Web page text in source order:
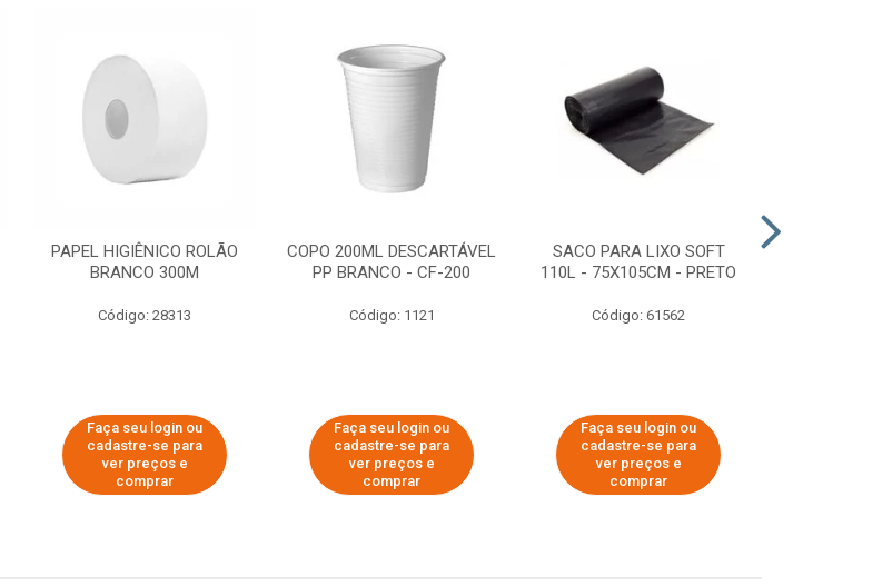
PAPEL HIGIÊNICO ROLÃO
BRANCO 300M
Código: 28313
Faça seu login ou
cadastre-se para
ver preços e
comprar
COPO 200ML DESCARTÁVEL
PP BRANCO - CF-200
Código: 1121
Faça seu login ou
cadastre-se para
ver preços e
comprar
SACO PARA LIXO SOFT
110L - 75X105CM - PRETO
Código: 61562
Faça seu login ou
cadastre-se para
ver preços e
comprar